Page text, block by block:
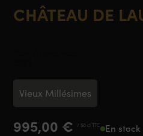
CHÂTEAU DE
995,00 € / 50 cl TTC En stock
Vieux Millésimes